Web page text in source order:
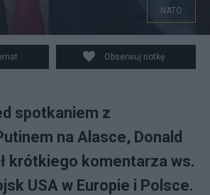
NATO
Obserwuj notkę
spotkaniem z
na Alasce, Donald
krótkiego komentarza ws.
USA w Europie i Polsce.